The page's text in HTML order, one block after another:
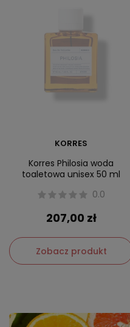
KORRES
Korres Philosia woda
toaletowa unisex 50 ml
0.0
207,00 zł
Zobacz produkt